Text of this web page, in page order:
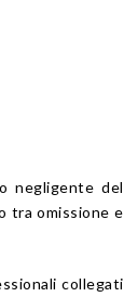
negligente del
tra omissione e
collegati